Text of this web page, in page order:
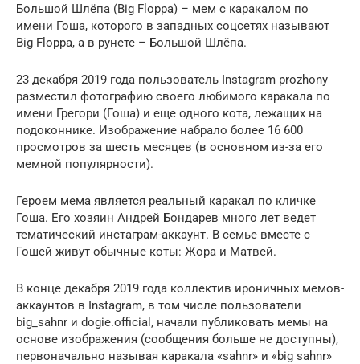
Большой Шлёпа (Big Floppa) – мем с каракалом по
имени Гоша, которого в западных соцсетях называют
Big Floppa, а в рунете – Большой Шлёпа.
23 декабря 2019 года пользователь Instagram prozhony
разместил фотографию своего любимого каракала по
имени Грегори (Гоша) и еще одного кота, лежащих на
подоконнике. Изображение набрало более 16 600
просмотров за шесть месяцев (в основном из-за его
мемной популярности).
Героем мема является реальный каракал по кличке
Гоша. Его хозяин Андрей Бондарев много лет ведет
тематический инстаграм-аккаунт. В семье вместе с
Гошей живут обычные коты: Жора и Матвей.
В конце декабря 2019 года коллектив ироничных мемов-
аккаунтов в Instagram, в том числе пользователи
big_sahnr и dogie.official, начали публиковать мемы на
основе изображения (сообщения больше не доступны),
первоначально называя каракала «sahnr» и «big sahnr»